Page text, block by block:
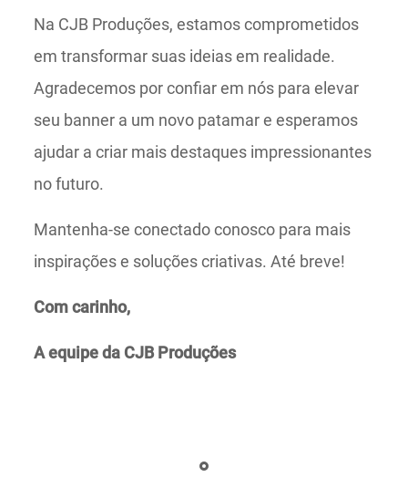
Na CJB Produções, estamos comprometidos
em transformar suas ideias em realidade.
Agradecemos por confiar em nós para elevar
seu banner a um novo patamar e esperamos
ajudar a criar mais destaques impressionantes
no futuro.
Mantenha-se conectado conosco para mais
inspirações e soluções criativas. Até breve!
Com carinho,
A equipe da CJB Produções